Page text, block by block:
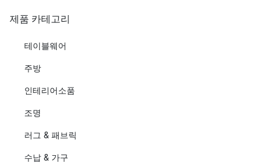
제품 카테고리
테이블웨어
주방
인테리어소품
조명
러그 & 패브릭
수납 & 가구